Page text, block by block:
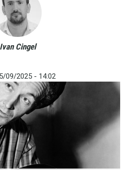
Ivan Cingel
09/2025 - 14:02